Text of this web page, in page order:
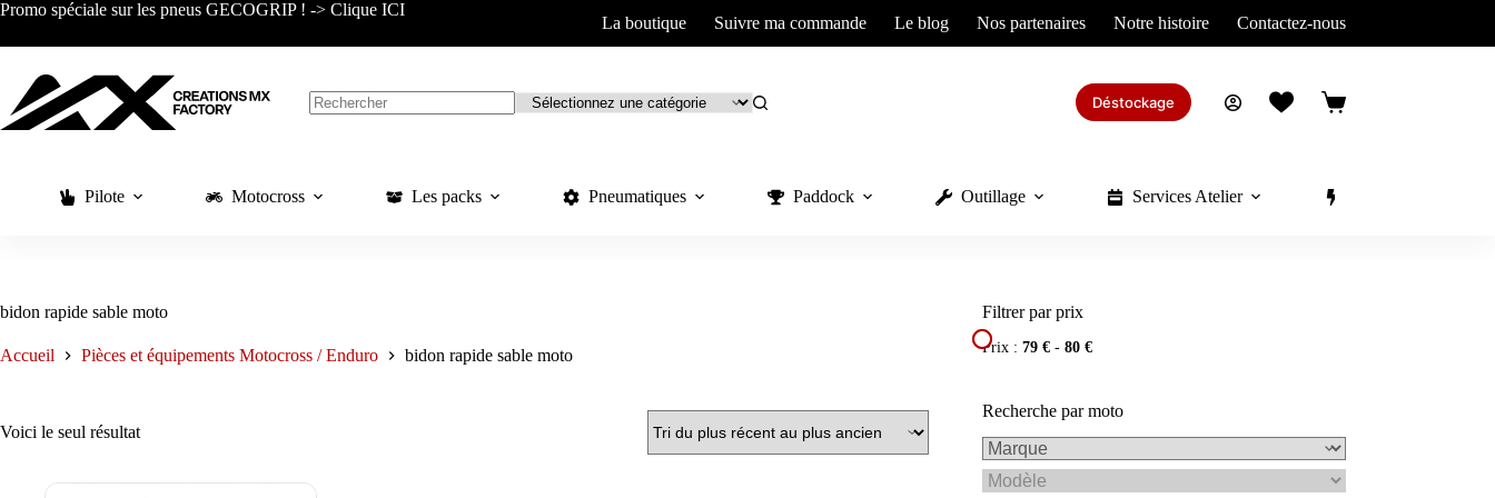
Passer
contenu
Promo spéciale sur les pneus GECOGRIP ! -> Clique ICI
La boutique Suivre ma commande Le blog Nos partenaires Notre histoire Contactez-nous
Déstockage
Panier
Pilote Motocross Les packs Pneumatiques Paddock Outillage Services Atelier
bidon rapide sable moto
Accueil Pièces et équipements Motocross / Enduro bidon rapide sable moto
Voici le seul résultat
Filtrer par prix
Prix :79 € -80 €
Recherche par moto